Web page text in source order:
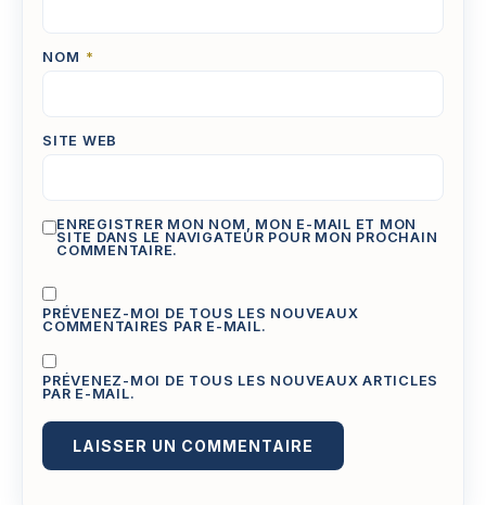
NOM *
SITE WEB
ENREGISTRER MON NOM, MON E-MAIL ET MON
SITE DANS LE NAVIGATEUR POUR MON PROCHAIN
COMMENTAIRE.
PRÉVENEZ-MOI DE TOUS LES NOUVEAUX
COMMENTAIRES PAR E-MAIL.
PRÉVENEZ-MOI DE TOUS LES NOUVEAUX ARTICLES
PAR E-MAIL.